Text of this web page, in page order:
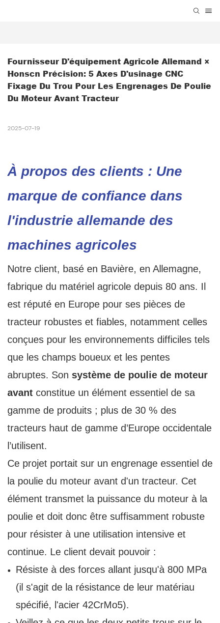
Fournisseur D'équipement Agricole Allemand ×
Honscn Précision: 5 Axes D'usinage CNC
Fixage Du Trou Pour Les Engrenages De Poulie
Du Moteur Avant Tracteur
2025-07-19
À propos des clients : Une
marque de confiance dans
l'industrie allemande des
machines agricoles
Notre client, basé en Bavière, en Allemagne,
fabrique du matériel agricole depuis 80 ans. Il
est réputé en Europe pour ses pièces de
tracteur robustes et fiables, notamment celles
conçues pour les environnements difficiles tels
que les champs boueux et les pentes
abruptes. Son système de poulie de moteur
avant constitue un élément essentiel de sa
gamme de produits ; plus de 30 % des
tracteurs haut de gamme d’Europe occidentale
l’utilisent.
Ce projet portait sur un engrenage essentiel de
la poulie du moteur avant d'un tracteur. Cet
élément transmet la puissance du moteur à la
poulie et doit donc être suffisamment robuste
pour résister à une utilisation intensive et
continue. Le client devait pouvoir :
Résiste à des forces allant jusqu'à 800 MPa
(il s'agit de la résistance de leur matériau
spécifié, l'acier 42CrMo5).